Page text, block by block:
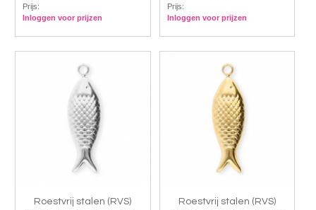
Prijs:
Inloggen voor prijzen
Prijs:
Inloggen voor prijzen
Roestvrij stalen (RVS)
Roestvrij stalen (RVS)